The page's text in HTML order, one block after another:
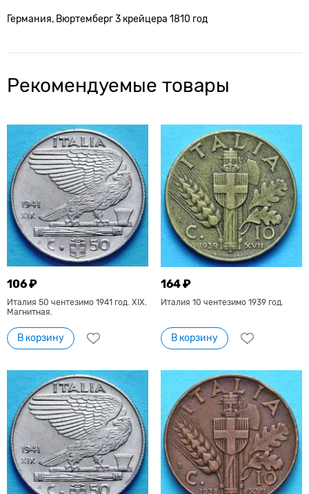
Германия, Вюртемберг 3 крейцера 1810 год
Рекомендуемые товары
106 ₽
Италия 50 чентезимо 1941 год. XIX.
Магнитная.
В корзину
164 ₽
Италия 10 чентезимо 1939 год.
В корзину